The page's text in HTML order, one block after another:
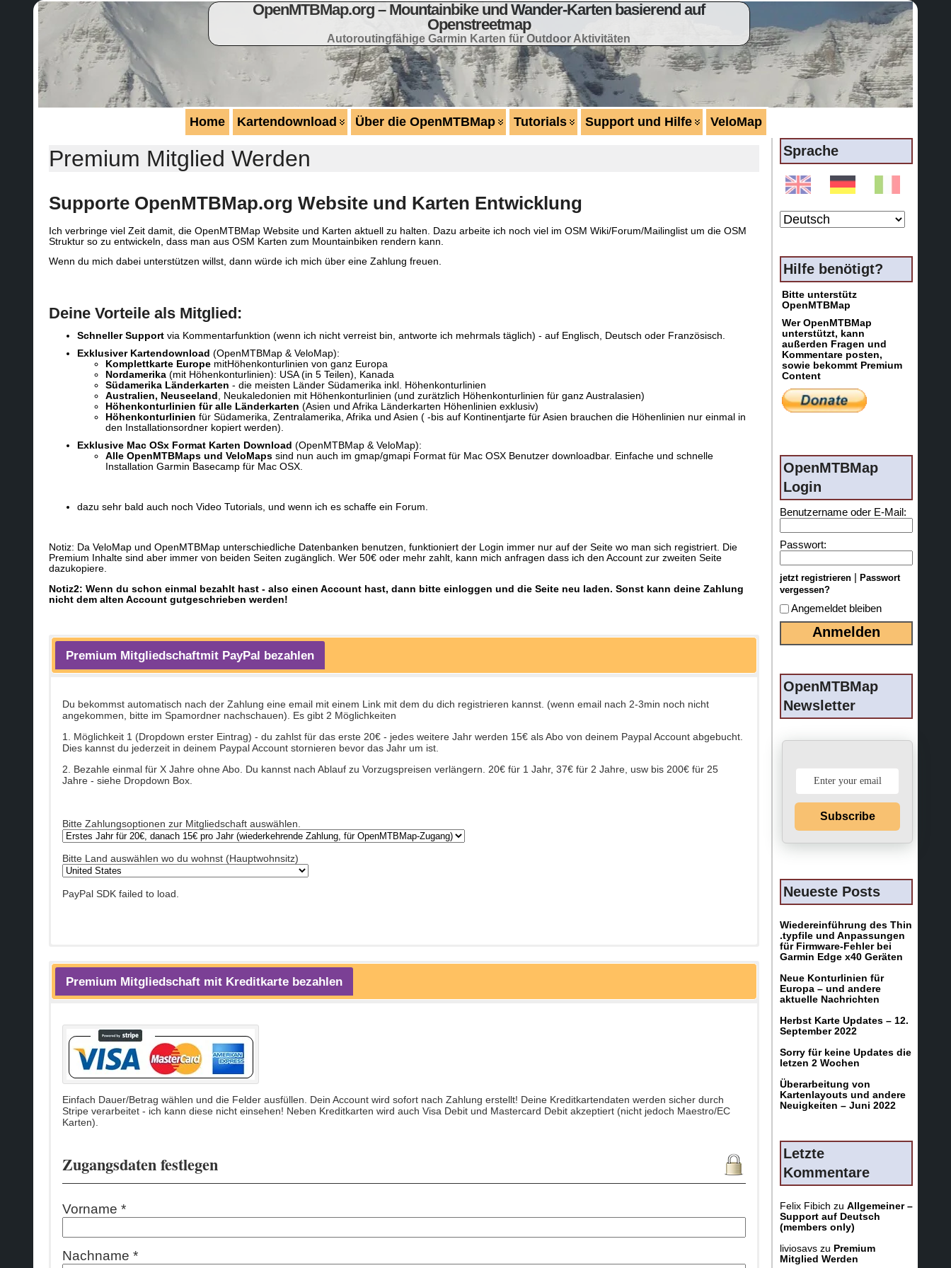
OpenMTBMap.org – Mountainbike und Wander-Karten basierend auf
Openstreetmap
Autoroutingfähige Garmin Karten für Outdoor Aktivitäten
Home Kartendownload Über die OpenMTBMap Tutorials Support und Hilfe VeloMap
Premium Mitglied Werden
Supporte OpenMTBMap.org Website und Karten Entwicklung
Ich verbringe viel Zeit damit, die OpenMTBMap Website und Karten aktuell zu halten. Dazu arbeite ich noch viel im OSM Wiki/Forum/Mailinglist um die OSM
Struktur so zu entwickeln, dass man aus OSM Karten zum Mountainbiken rendern kann.
Wenn du mich dabei unterstützen willst, dann würde ich mich über eine Zahlung freuen.
Deine Vorteile als Mitglied:
Schneller Support via Kommentarfunktion (wenn ich nicht verreist bin, antworte ich mehrmals täglich) - auf Englisch, Deutsch oder Französisch.
Exklusiver Kartendownload (OpenMTBMap & VeloMap):
Komplettkarte Europe mitHöhenkonturlinien von ganz Europa
Nordamerika (mit Höhenkonturlinien): USA (in 5 Teilen), Kanada
Südamerika Länderkarten - die meisten Länder Südamerika inkl. Höhenkonturlinien
Australien, Neuseeland
, Neukaledonien mit Höhenkonturlinien (und zurätzlich Höhenkonturlinien für ganz Australasien)
Höhenkonturlinien für alle Länderkarten (Asien und Afrika Länderkarten Höhenlinien exklusiv)
Höhenkonturlinien für Südamerika, Zentralamerika, Afrika und Asien ( -bis auf Kontinentjarte für Asien brauchen die Höhenlinien nur einmal in
den Installationsordner kopiert werden).
Exklusive Mac OSx Format Karten Download (OpenMTBMap & VeloMap):
Alle OpenMTBMaps und VeloMaps sind nun auch im gmap/gmapi Format für Mac OSX Benutzer downloadbar. Einfache und schnelle
Installation Garmin Basecamp für Mac OSX.
dazu sehr bald auch noch Video Tutorials, und wenn ich es schaffe ein Forum.
Notiz: Da VeloMap und OpenMTBMap unterschiedliche Datenbanken benutzen, funktioniert der Login immer nur auf der Seite wo man sich registriert. Die
Premium Inhalte sind aber immer von beiden Seiten zugänglich. Wer 50€ oder mehr zahlt, kann mich anfragen dass ich den Account zur zweiten Seite
dazukopiere.
Notiz2: Wenn du schon einmal bezahlt hast - also einen Account hast, dann bitte einloggen und die Seite neu laden. Sonst kann deine Zahlung
nicht dem alten Account gutgeschrieben werden!
Premium Mitgliedschaftmit PayPal bezahlen
Du bekommst automatisch nach der Zahlung eine email mit einem Link mit dem du dich registrieren kannst. (wenn email nach 2-3min noch nicht
angekommen, bitte im Spamordner nachschauen). Es gibt 2 Möglichkeiten
1. Möglichkeit 1 (Dropdown erster Eintrag) - du zahlst für das erste 20€ - jedes weitere Jahr werden 15€ als Abo von deinem Paypal Account abgebucht.
Dies kannst du jederzeit in deinem Paypal Account stornieren bevor das Jahr um ist.
2. Bezahle einmal für X Jahre ohne Abo. Du kannst nach Ablauf zu Vorzugspreisen verlängern. 20€ für 1 Jahr, 37€ für 2 Jahre, usw bis 200€ für 25
Jahre - siehe Dropdown Box.
Bitte Zahlungsoptionen zur Mitgliedschaft auswählen.
Bitte Land auswählen wo du wohnst (Hauptwohnsitz)
PayPal SDK failed to load.
Premium Mitgliedschaft mit Kreditkarte bezahlen
Einfach Dauer/Betrag wählen und die Felder ausfüllen. Dein Account wird sofort nach Zahlung erstellt! Deine Kreditkartendaten werden sicher durch
Stripe verarbeitet - ich kann diese nicht einsehen! Neben Kreditkarten wird auch Visa Debit und Mastercard Debit akzeptiert (nicht jedoch Maestro/EC
Karten).
Zugangsdaten festlegen
Vorname *
Nachname *
Sprache
Hilfe benötigt?
Bitte unterstütz
OpenMTBMap
Wer OpenMTBMap
unterstützt, kann
außerden Fragen und
Kommentare posten,
sowie bekommt Premium
Content
OpenMTBMap
Login
Benutzername oder E-Mail:
Passwort:
jetzt registrieren | Passwort
vergessen?
Angemeldet bleiben
OpenMTBMap
Newsletter
Subscribe
Neueste Posts
Wiedereinführung des Thin
.typfile und Anpassungen
für Firmware-Fehler bei
Garmin Edge x40 Geräten
Neue Konturlinien für
Europa – und andere
aktuelle Nachrichten
Herbst Karte Updates – 12.
September 2022
Sorry für keine Updates die
letzen 2 Wochen
Überarbeitung von
Kartenlayouts und andere
Neuigkeiten – Juni 2022
Letzte
Kommentare
Felix Fibich zu Allgemeiner –
Support auf Deutsch
(members only)
liviosavs zu Premium
Mitglied Werden